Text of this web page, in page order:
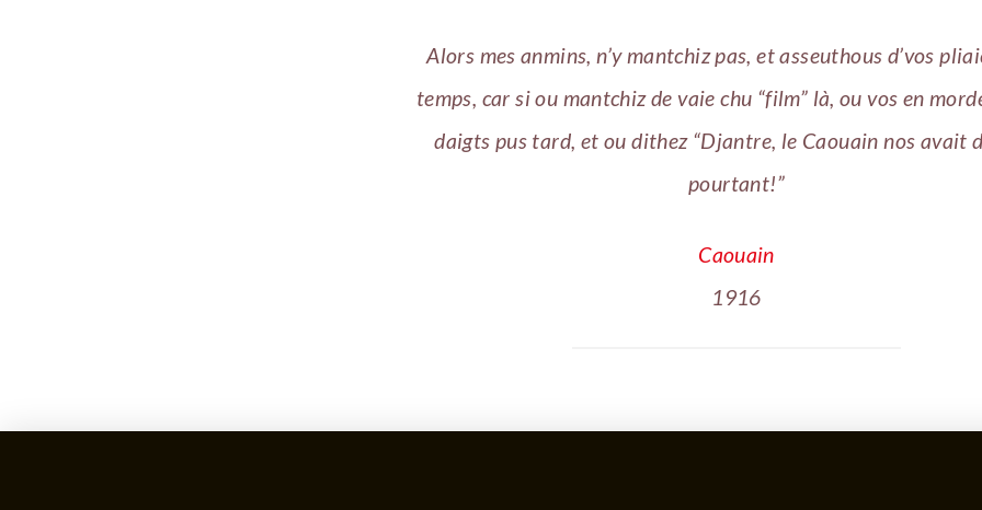
Alors mes anmins, n’y mantchiz pas, et asseuthous d’vos
temps, car si ou mantchiz de vaie chu “film” là, ou vos en
daigts pus tard, et ou dithez “Djantre, le Caouain nos avait
pourtant!”
Caouain
1916